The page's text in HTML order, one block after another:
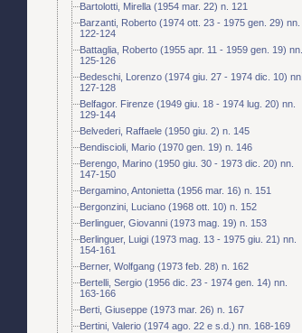
Bartolotti, Mirella (1954 mar. 22) n. 121
Barzanti, Roberto (1974 ott. 23 - 1975 gen. 29) nn.
122-124
Battaglia, Roberto (1955 apr. 11 - 1959 gen. 19) nn.
125-126
Bedeschi, Lorenzo (1974 giu. 27 - 1974 dic. 10) nn.
127-128
Belfagor. Firenze (1949 giu. 18 - 1974 lug. 20) nn.
129-144
Belvederi, Raffaele (1950 giu. 2) n. 145
Bendiscioli, Mario (1970 gen. 19) n. 146
Berengo, Marino (1950 giu. 30 - 1973 dic. 20) nn.
147-150
Bergamino, Antonietta (1956 mar. 16) n. 151
Bergonzini, Luciano (1968 ott. 10) n. 152
Berlinguer, Giovanni (1973 mag. 19) n. 153
Berlinguer, Luigi (1973 mag. 13 - 1975 giu. 21) nn.
154-161
Berner, Wolfgang (1973 feb. 28) n. 162
Bertelli, Sergio (1956 dic. 23 - 1974 gen. 14) nn.
163-166
Berti, Giuseppe (1973 mar. 26) n. 167
Bertini, Valerio (1974 ago. 22 e s.d.) nn. 168-169